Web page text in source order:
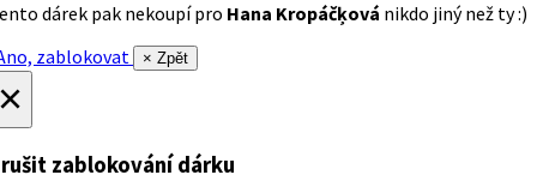
dárek pak nekoupí pro Hana Kropáčķová nikdo jiný než ty :)
zablokovat
× Zpět
zablokování dárku